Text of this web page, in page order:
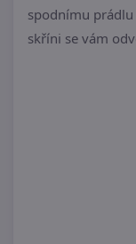
spodnímu prádlu
skříni se vám